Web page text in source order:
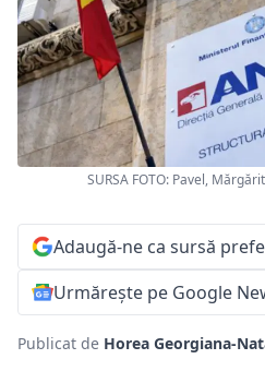
SURSA FOTO: Pavel,
Adaugă-ne ca sursă
Urmărește pe Google
Publicat de Horea Georgiana-